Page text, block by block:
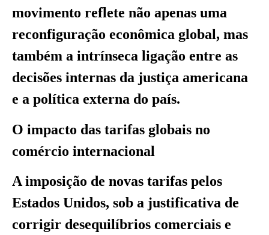
movimento reflete não apenas uma
reconfiguração econômica global, mas
também a intrínseca ligação entre as
decisões internas da justiça americana
e a política externa do país.
O impacto das tarifas globais no
comércio internacional
A imposição de novas tarifas pelos
Estados Unidos, sob a justificativa de
corrigir desequilíbrios comerciais e